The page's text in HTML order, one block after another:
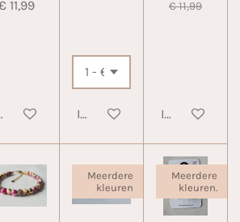
11,99
winkelwagenIn winkelwagen
€ 11,99
In
Meerdere
kleuren
Meerdere
kleuren.